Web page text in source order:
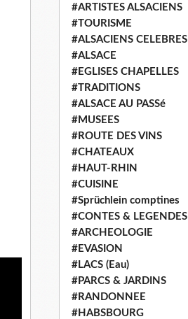
#ARTISTES ALSACIENS
#TOURISME
#ALSACIENS CELEBRES
#ALSACE
#EGLISES CHAPELLES
#TRADITIONS
#ALSACE AU PASSé
#MUSEES
#ROUTE DES VINS
#CHATEAUX
#HAUT-RHIN
#CUISINE
#Sprüchlein comptines
#CONTES & LEGENDES
#ARCHEOLOGIE
#EVASION
#LACS (Eau)
#PARCS & JARDINS
#RANDONNEE
#HABSBOURG